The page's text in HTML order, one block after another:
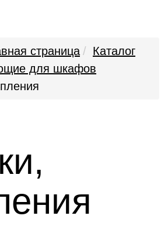
страница
Каталог
для шкафов